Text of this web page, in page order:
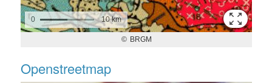
Openstreetmap